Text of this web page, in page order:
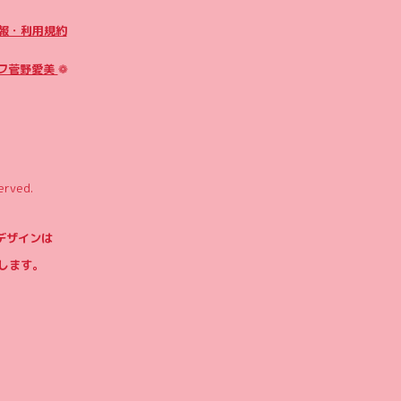
・利用規約
菅野愛美 ❁
ザインは
す。